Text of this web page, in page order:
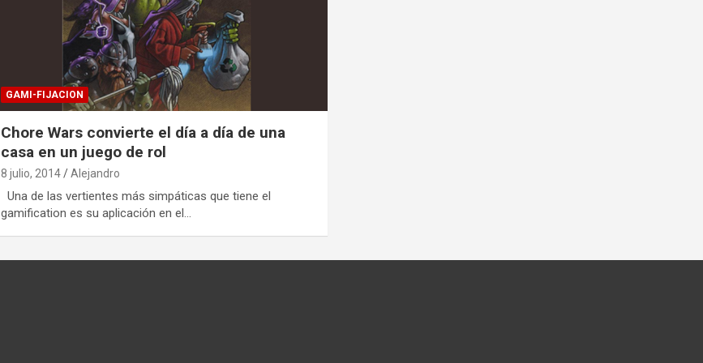
GAMI-FIJACION
Chore Wars convierte el día a día de una
casa en un juego de rol
8 julio, 2014 Alejandro
Una de las vertientes más simpáticas que tiene el
gamification es su aplicación en el…